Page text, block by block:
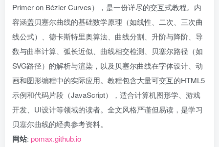
Primer on Bézier Curves），是一份详尽的交互式教程。内
容涵盖贝塞尔曲线的基础数学原理（如线性、二次、三次曲
线公式）、德卡斯特里奥算法、曲线分割、升阶与降阶、导
数与曲率计算、弧长近似、曲线相交检测、贝塞尔路径（如
SVG路径）的解析与渲染，以及贝塞尔曲线在字体设计、动
画和图形编程中的实际应用。教程包含大量可交互的HTML5
示例和代码片段（JavaScript），适合计算机图形学、游戏
开发、UI设计等领域的读者。全文风格严谨但易读，是学习
贝塞尔曲线的经典参考资料。
网站: pomax.github.io